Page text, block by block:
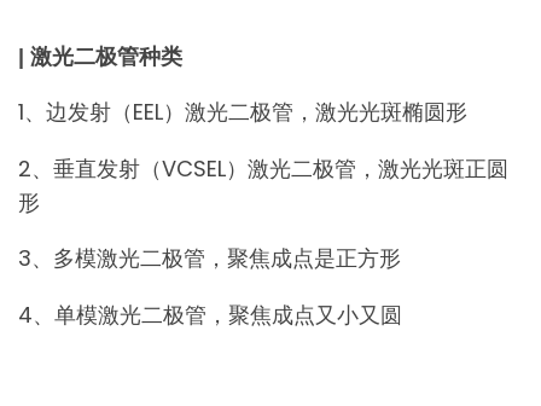
| 激光二极管种类
1、边发射（EEL）激光二极管，激光光斑椭圆形
2、垂直发射（VCSEL）激光二极管，激光光斑正圆
形
3、多模激光二极管，聚焦成点是正方形
4、单模激光二极管，聚焦成点又小又圆